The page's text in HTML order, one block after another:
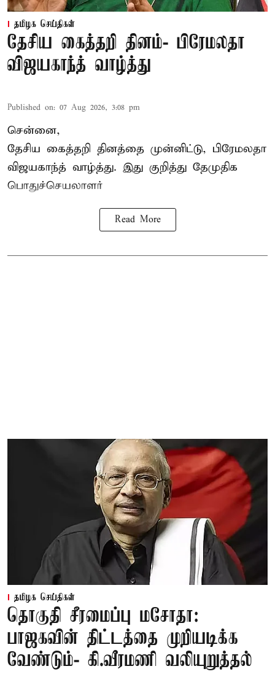
தமிழக செய்திகள்
தேசிய கைத்தறி தினம்- பிரேமலதா
விஜயகாந்த் வாழ்த்து
Published on: 07 Aug 2026, 3:08 pm
சென்னை,
தேசிய கைத்தறி தினத்தை முன்னிட்டு, பிரேமலதா
விஜயகாந்த் வாழ்த்து. இது குறித்து தேமுதிக
பொதுச்செயலாளர்
Read More
தமிழக செய்திகள்
தொகுதி சீரமைப்பு மசோதா:
பாஜகவின் திட்டத்தை முறியடிக்க
வேண்டும்- கி.வீரமணி வலியுறுத்தல்